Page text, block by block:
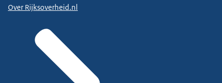
Over Rijksoverheid.nl